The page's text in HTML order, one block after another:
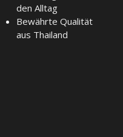
den Alltag
Bewährte Qualität
aus Thailand